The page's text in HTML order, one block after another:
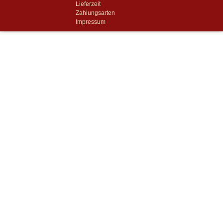
Lieferzeit
Zahlungsarten
Impressum